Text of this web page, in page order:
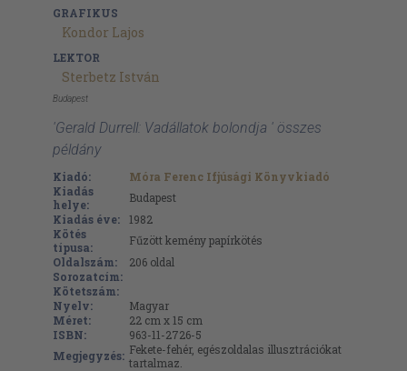
GRAFIKUS
Kondor Lajos
LEKTOR
Sterbetz István
Budapest
'Gerald Durrell: Vadállatok bolondja ' összes
példány
Kiadó:
Móra Ferenc Ifjúsági Könyvkiadó
Kiadás
helye:
Budapest
Kiadás éve:
1982
Kötés
típusa:
Fűzött kemény papírkötés
Oldalszám:
206 oldal
Sorozatcím:
Kötetszám:
Nyelv:
Magyar
Méret:
22 cm x 15 cm
ISBN:
963-11-2726-5
Megjegyzés: Fekete-fehér, egészoldalas illusztrációkat
tartalmaz.